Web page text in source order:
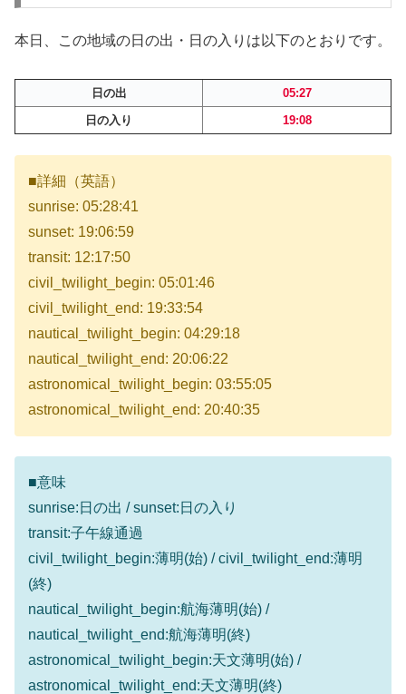
本日、この地域の日の出・日の入りは以下のとおりです。
日の出
05:27
日の入り
19:08
■詳細（英語）
sunrise: 05:28:41
sunset: 19:06:59
transit: 12:17:50
civil_twilight_begin: 05:01:46
civil_twilight_end: 19:33:54
nautical_twilight_begin: 04:29:18
nautical_twilight_end: 20:06:22
astronomical_twilight_begin: 03:55:05
astronomical_twilight_end: 20:40:35
■意味
sunrise:日の出 / sunset:日の入り
transit:子午線通過
civil_twilight_begin:薄明(始) / civil_twilight_end:薄明
(終)
nautical_twilight_begin:航海薄明(始) /
nautical_twilight_end:航海薄明(終)
astronomical_twilight_begin:天文薄明(始) /
astronomical_twilight_end:天文薄明(終)